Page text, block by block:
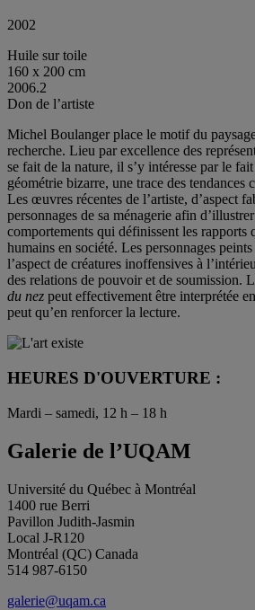
2002
Huile sur toile
160 x 200 cm
2006.2
Don de l’artiste
Michel Boulanger place le motif du
recherche. Lieu par excellence des
se fait de la nature, il s’y intéresse par le
géométrie bizarre, une trace des tendances
Les œuvres récentes de l’artiste, d’aspect
personnages de sa ménagerie afin
comportements qui définissent les rapports
humains en société. Les personnages
l’aspect de créatures inoffensives à
des relations de pouvoir et de soumission.
du nez peut effectivement être interprétée
peut qu’en renforcer la lecture.
HEURES D'OUVERTURE :
Mardi – samedi, 12 h – 18 h
Galerie de l’UQAM
Université du Québec à Montréal
1400 rue Berri
Pavillon Judith-Jasmin
Local J-R120
Montréal (QC) Canada
514 987-6150
galerie@uqam.ca